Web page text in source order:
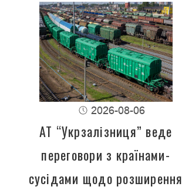
2026-08-06
АТ “Укрзалізниця” веде
переговори з країнами-
сусідами щодо розширення